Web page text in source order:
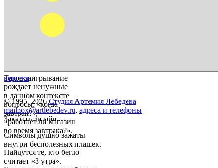
Такое заигрывание
рождает ненужные
в данном контексте
вопросы: «когда
завтрак?»,
«работает ли магазин
во время завтрака?».
Символы душно зажаты
внутри бесполезных плашек.
Найдутся те, кто бегло
считает «8 утра».
верстка
© 1995–2026 Студия Артемия Лебедева
mailbox@artlebedev.ru, адреса и телефоны
Заказать дизайн...